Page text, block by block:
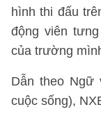
hình thi đấu
động viên
của trường
Dẫn theo Ngữ
cuộc sống),